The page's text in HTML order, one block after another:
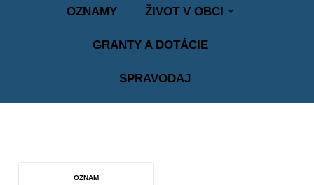
OZNAMY ŽIVOT V OBCI
GRANTY A DOTÁCIE
SPRAVODAJ
OZNAM